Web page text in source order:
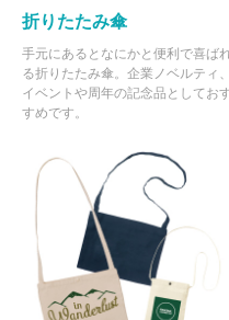
折りたたみ傘
手元にあるとなにかと便利で喜ば
る折りたたみ傘。企業ノベルティ、
イベントや周年の記念品としてお
すめです。